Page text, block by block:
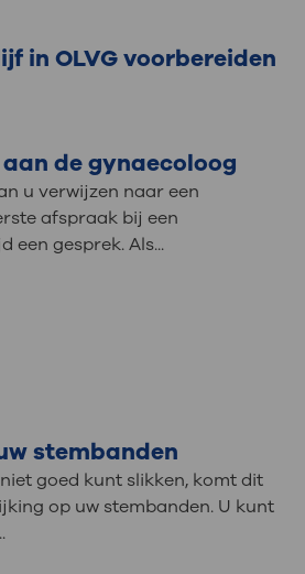
in OLVG voorbereiden
de gynaecoloog
u verwijzen naar een
afspraak bij een
een gesprek. Als...
stembanden
goed kunt slikken, komt dit
op uw stembanden. U kunt